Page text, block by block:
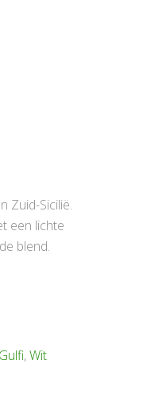
Zuid-Sicilië.
een lichte
blend.
Gulfi,Wit